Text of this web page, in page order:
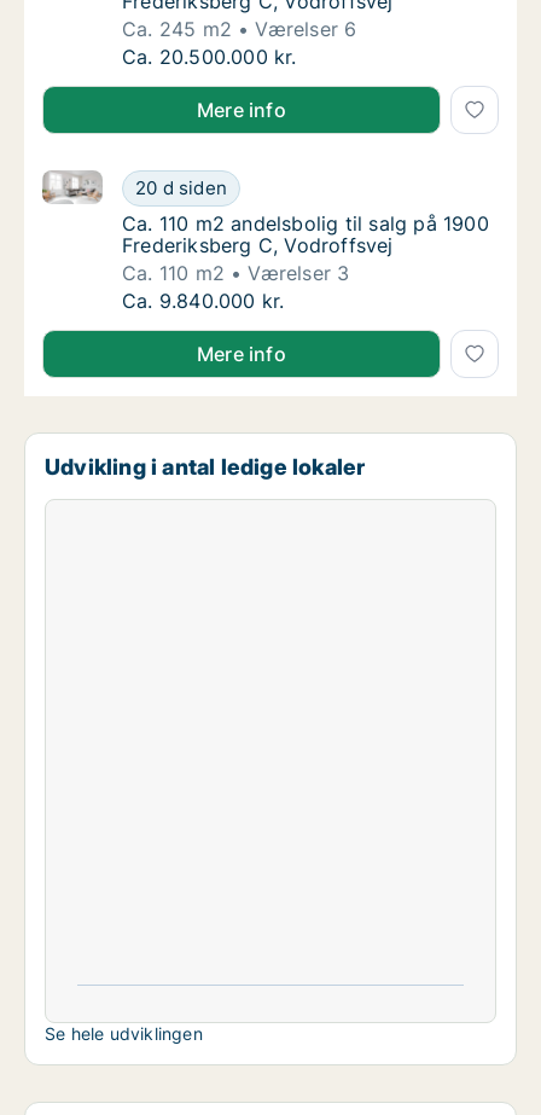
Ca. 245 m2
Værelser 6
Ca. 245 m2 andelsbolig til salg på 1900
Ca. 20.500.000 kr.
Mere info
Ca. 110 m2 andelsbolig til salg på 1900
20 d siden
Ca. 110 m2 andelsbolig til salg på 1900
Ca. 110 m2 andelsbolig til salg på 1900
Ca. 110 m2 andelsbolig til salg på 1900
Frederiksberg C, Vodroffsvej
Ca. 110 m2
Værelser 3
Ca. 110 m2 andelsbolig til salg på 1900
Ca. 9.840.000 kr.
Mere info
Udvikling i antal ledige lokaler
Se hele udviklingen